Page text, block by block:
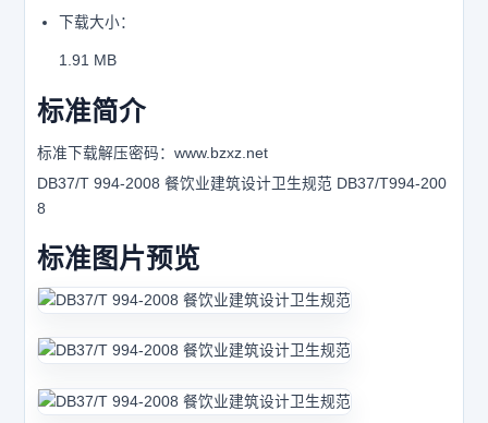
下载大小：
1.91 MB
标准简介
标准下载解压密码：www.bzxz.net
DB37/T 994-2008 餐饮业建筑设计卫生规范 DB37/T994-200
8
标准图片预览